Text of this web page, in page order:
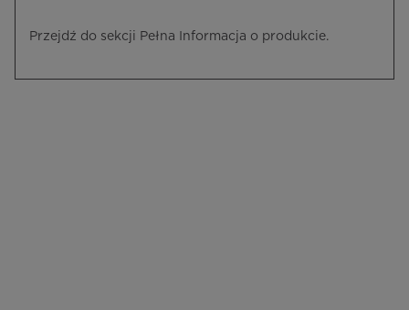
Przejdź do sekcji Pełna Informacja o produkcie.